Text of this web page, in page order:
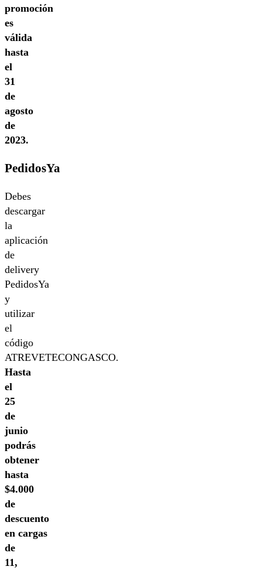
promoción
es
válida
hasta
el
31
de
agosto
de
2023.
PedidosYa
Debes
descargar
la
aplicación
de
delivery
PedidosYa
y
utilizar
el
código
ATREVETECONGASCO.
Hasta
el
25
de
junio
podrás
obtener
hasta
$4.000
de
descuento
en cargas
de
11,